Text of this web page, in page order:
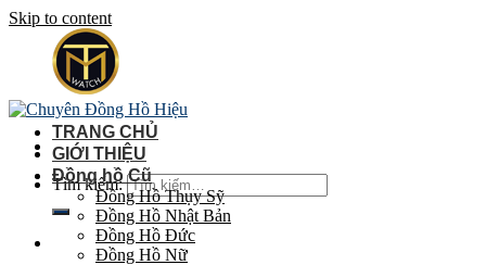
Skip to content
Tìm kiếm:
TRANG CHỦ
GIỚI THIỆU
Đồng hồ Cũ
Đồng Hồ Thụy Sỹ
Đồng Hồ Nhật Bản
Đồng Hồ Đức
Đồng Hồ Nữ